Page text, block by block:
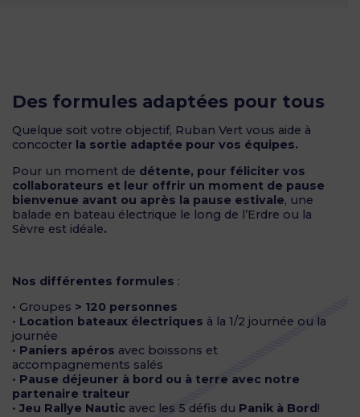
Des formules adaptées pour tous
Quelque soit votre objectif, Ruban Vert vous aide à
concocter la sortie adaptée pour vos équipes.
Pour un moment de détente, pour féliciter vos
collaborateurs et leur offrir un moment de pause
bienvenue avant ou après la pause estivale, une
balade en bateau électrique le long de l’Erdre ou la
Sèvre est idéale.
Nos différentes formules :
• Groupes > 120 personnes
• Location bateaux électriques à la 1/2 journée ou la
journée
• Paniers apéros avec boissons et
accompagnements salés
• Pause déjeuner à bord ou à terre avec notre
partenaire traiteur
• Jeu Rallye Nautic avec les 5 défis du Panik à Bord!